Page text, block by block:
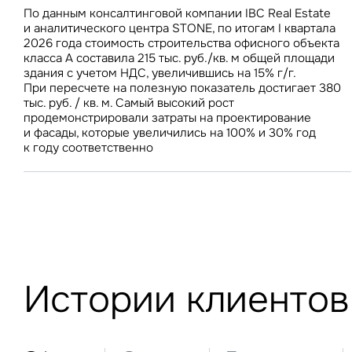
По данным консалтинговой компании IBC Real Estate
и аналитического центра STONE, по итогам I квартала
2026 года стоимость строительства офисного объекта
класса А составила 215 тыс. руб./кв. м общей площади
здания с учетом НДС, увеличившись на 15% г/г.
При пересчете на полезную показатель достигает 380
тыс. руб. / кв. м. Самый высокий рост
продемонстрировали затраты на проектирование
и фасады, которые увеличились на 100% и 30% год
к году соответственно
Стоимость строительства складов в Центральном
федеральном округе за год увеличилась всего на 1,9% –
до 69 100 руб./кв. м. В условиях роста вакантного
предложения на складском рынке стабилизация затрат
на строительство будет способствовать дальнейшему
снижению ставок аренды
прирост в 10%
на 163 тыс. кв. м, против 44 млрд руб. и 563 тыс. кв. м
недвижимости за аналогичный период прошлого года
Истории клиентов
Торговые центры
Офисы
Торговые центры
Санкт-Петербург
Мероприятия
и
Заполните
Санкт-Петербург